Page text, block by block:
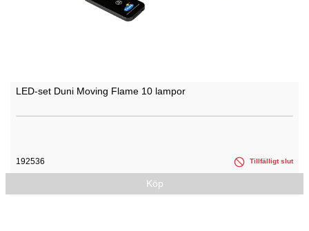
LED-set Duni Moving Flame 10 lampor
192536 Tillfälligt slut
Köp